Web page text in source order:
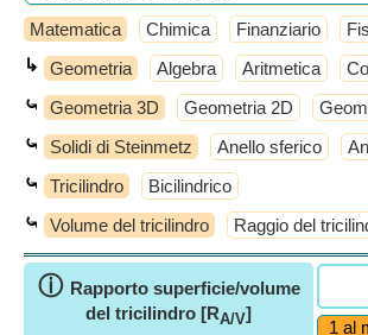
Matematica Chimica Finanziario
↳ Geometria Algebra Aritmetica
⤿ Geometria 3D Geometria 2D
⤿ Solidi di Steinmetz Anello sferico
⤿ Tricilindro Bicilindrico
⤿ Volume del tricilindro Raggio del
ⓘ Rapporto superficie/volume
del tricilindro [RA/V]